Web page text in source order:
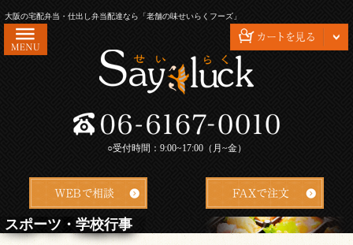
大阪の宅配弁当・仕出し弁当配達なら「老舗の味せいらくフーズ」
○受付時間：9:00~17:00（月~金）
せいらくフーズが選ばれる理由
お問い合わせ
配達エリア・ご注文方法
スポーツ・学校行事